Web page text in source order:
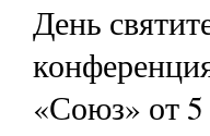
День
«Союз» от 5